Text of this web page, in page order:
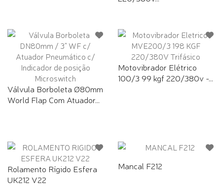
Válvula Borboleta Ø80mm
World Flap Com Atuador...
Motovibrador Elétrico
100/3 99 kgf 220/380v -...
Rolamento Rígido Esfera
UK212 V22
Mancal F212